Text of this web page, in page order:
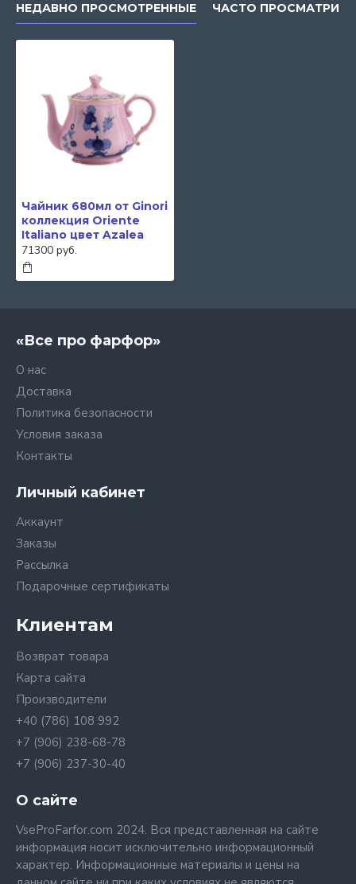
НЕДАВНО ПРОСМОТРЕННЫЕ ЧАСТО
Чайник 680мл от Ginori
коллекция Oriente
Italiano цвет Azalea
71300 руб.
«Все про фарфор»
О нас
Доставка
Политика безопасности
Условия заказа
Контакты
Личный кабинет
Аккаунт
Заказы
Рассылка
Подарочные сертификаты
Клиентам
Возврат товара
Карта сайта
Производители
+40 (786) 108 992
+7 (906) 238-68-78
+7 (906) 237-30-40
О сайте
VseProFarfor.com 2024. Вся представленная на сайте
информация носит исключительно информационный
характер. Информационные материалы и цены на